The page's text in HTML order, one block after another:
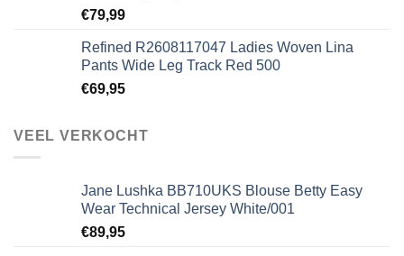
€79,99
Refined R2608117047 Ladies Woven Lina
Pants Wide Leg Track Red 500
€69,95
VEEL VERKOCHT
Jane Lushka BB710UKS Blouse Betty Easy
Wear Technical Jersey White/001
€89,95